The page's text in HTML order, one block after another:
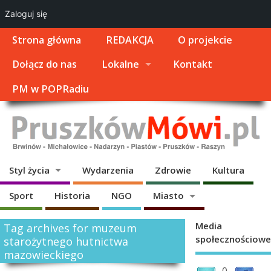
Strona główna REDAKCJA
O projekcie
Dołącz do nas
Lokalne
Kontakt
PM w POPRadiu
Styl życia Wydarzenia Zdrowie Kultura
Sport Historia NGO Miasto
Tag archives for muzeum
starożytnego hutnictwa
mazowieckiego
Media
społecznościowe
Zaloguj się